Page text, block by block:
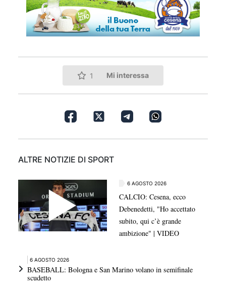
1 Mi interessa
ALTRE NOTIZIE DI SPORT
6 AGOSTO 2026
CALCIO: Cesena, ecco
Debenedetti, "Ho accettato
subito, qui c’è grande
ambizione" | VIDEO
6 AGOSTO 2026
BASEBALL: Bologna e San Marino volano in semifinale
scudetto